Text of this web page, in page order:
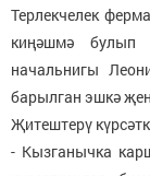
Терлекчелек
киңәшмә
начальнигы
барылган эшкә
Җитештерү
- Кызганычка